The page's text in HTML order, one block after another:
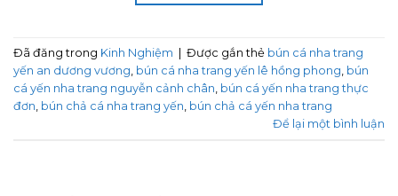
Đã đăng trong Kinh Nghiệm Được gắn thẻ bún cá nha trang
yến an dương vương bún cá nha trang yến lê hồng phong bún
cá yến nha trang nguyễn cảnh chân bún cá yến nha trang thực
đơn bún chả cá nha trang yến bún chả cá yến nha trang
Để lại một bình luận